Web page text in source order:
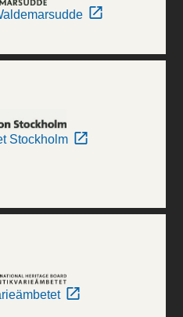
Stockholm